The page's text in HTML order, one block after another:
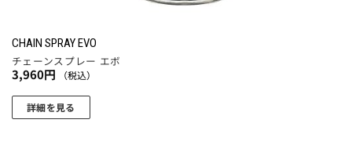
CHAIN SPRAY EVO
チェーンスプレー エボ
3,960円 （税込）
詳細を見る